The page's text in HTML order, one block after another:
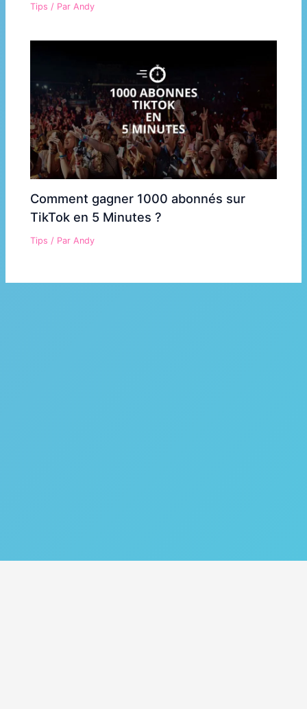
Tips / Par Andy
Comment gagner 1000 abonnés sur
TikTok en 5 Minutes ?
Tips / Par Andy